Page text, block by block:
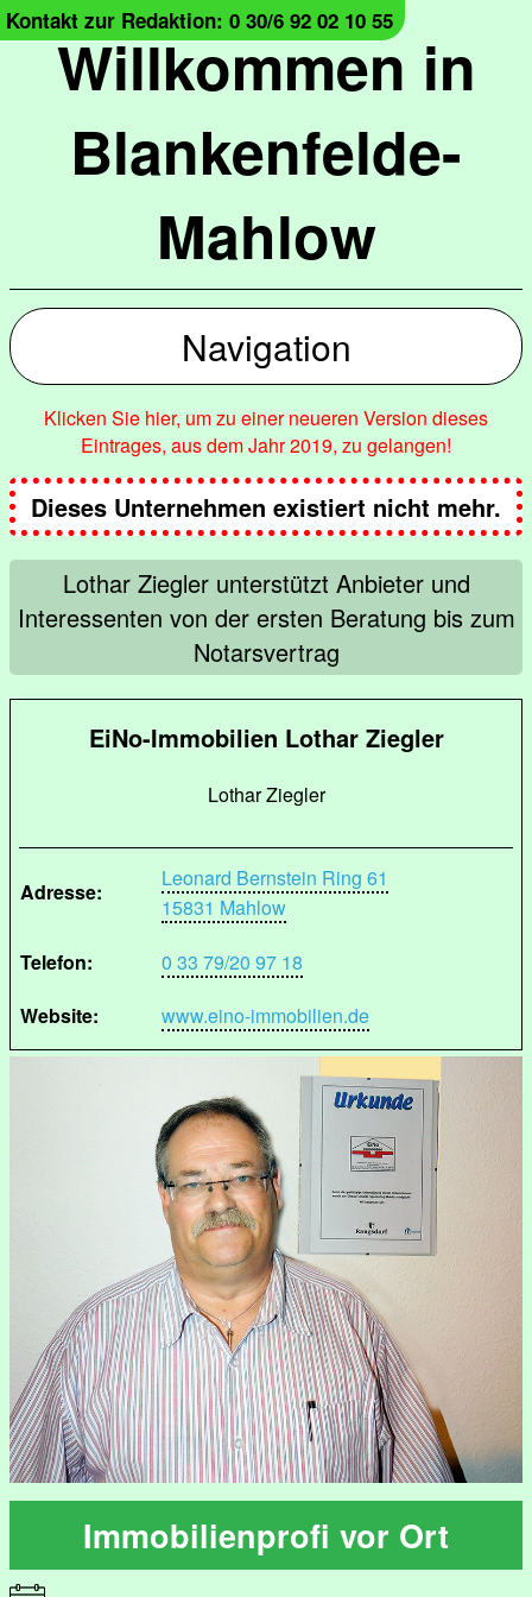
Willkommen in
Blankenfelde-
Mahlow
Kontakt zur Redaktion: 0 30/6 92 02 10 55
Navigation
Klicken Sie hier, um zu einer neueren Version dieses
Eintrages, aus dem Jahr 2019, zu gelangen!
Dieses Unternehmen existiert nicht mehr.
Lothar Ziegler unterstützt Anbieter und
Interessenten von der ersten Beratung bis zum
Notarsvertrag
EiNo-Immobilien Lothar Ziegler
Lothar Ziegler
Adresse:
Leonard Bernstein Ring 61
15831 Mahlow
Telefon:
0 33 79/20 97 18
Website:
www.eino-immobilien.de
Immobilienprofi vor Ort